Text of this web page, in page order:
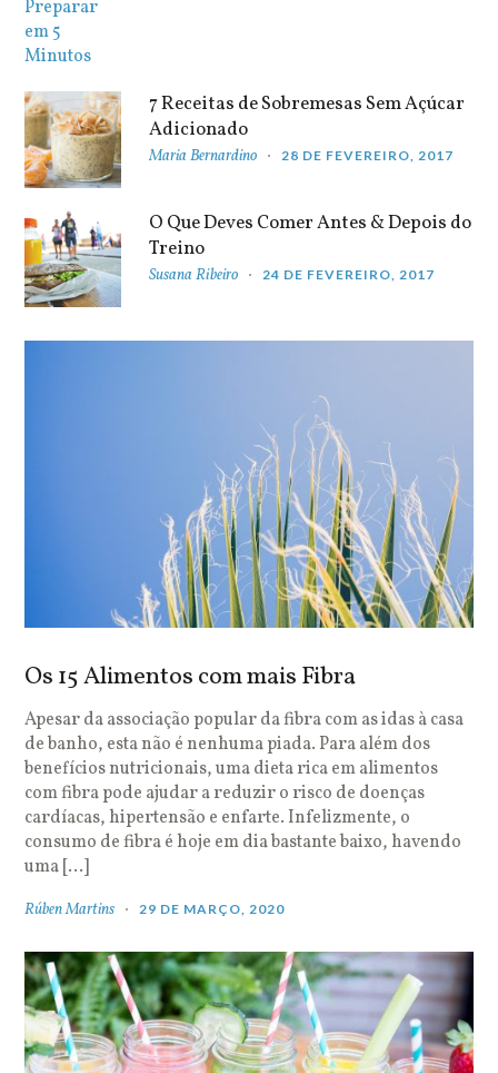
7 Receitas de Sobremesas Sem Açúcar
Adicionado
Maria Bernardino 28 DE FEVEREIRO, 2017
O Que Deves Comer Antes & Depois do
Treino
Susana Ribeiro 24 DE FEVEREIRO, 2017
Os 15 Alimentos com mais Fibra
Apesar da associação popular da fibra com as idas à casa
de banho, esta não é nenhuma piada. Para além dos
benefícios nutricionais, uma dieta rica em alimentos
com fibra pode ajudar a reduzir o risco de doenças
cardíacas, hipertensão e enfarte. Infelizmente, o
consumo de fibra é hoje em dia bastante baixo, havendo
uma […]
Rúben Martins 29 DE MARÇO, 2020